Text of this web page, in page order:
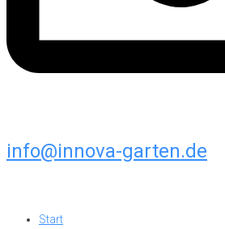
info@innova-garten.de
Start